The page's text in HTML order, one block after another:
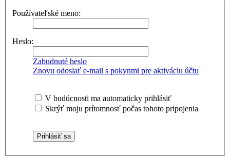
Používateľské meno:
Heslo:
Zabudnuté heslo
Znovu odoslať e-mail s pokynmi pre aktiváciu účtu
V budúcnosti ma automaticky prihlásiť
Skrýť moju prítomnosť počas tohoto pripojenia